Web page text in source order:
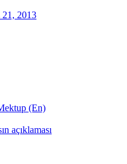
21, 2013
(En)
açıklaması